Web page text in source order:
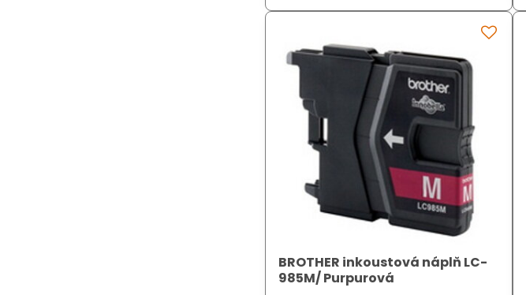
BROTHER inkoustová náplň LC-
985M/ Purpurová